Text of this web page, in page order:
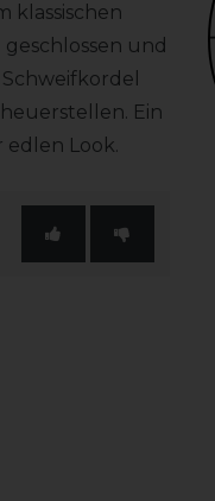
klassischen
und
Ein
edlen Look.